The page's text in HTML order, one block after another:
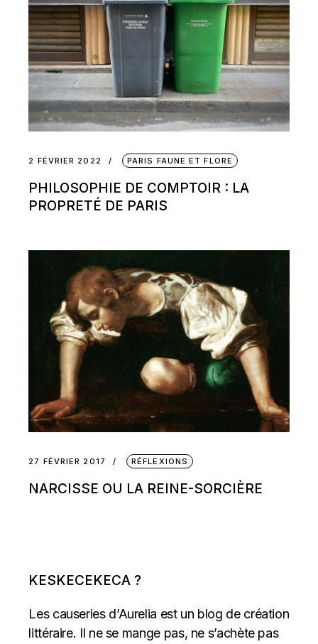
2 FÉVRIER 2022 PARIS FAUNE ET FLORE
PHILOSOPHIE DE COMPTOIR : LA
PROPRETÉ DE PARIS
27 FÉVRIER 2017 RÉFLEXIONS
NARCISSE OU LA REINE-SORCIÈRE
KESKECEKECA ?
Les causeries d’Aurelia est un blog de création
littéraire. Il ne se mange pas, ne s’achète pas